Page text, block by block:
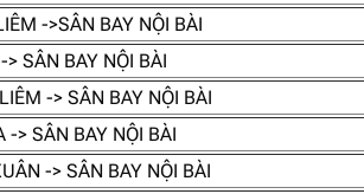
->SÂN BAY NỘI BÀI
SÂN BAY NỘI BÀI
-> SÂN BAY NỘI BÀI
-> SÂN BAY NỘI BÀI
-> SÂN BAY NỘI BÀI